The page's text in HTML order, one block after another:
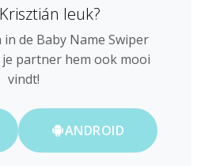
leuk?
in de Baby Name Swiper
partner hem ook mooi
vindt!
ANDROID